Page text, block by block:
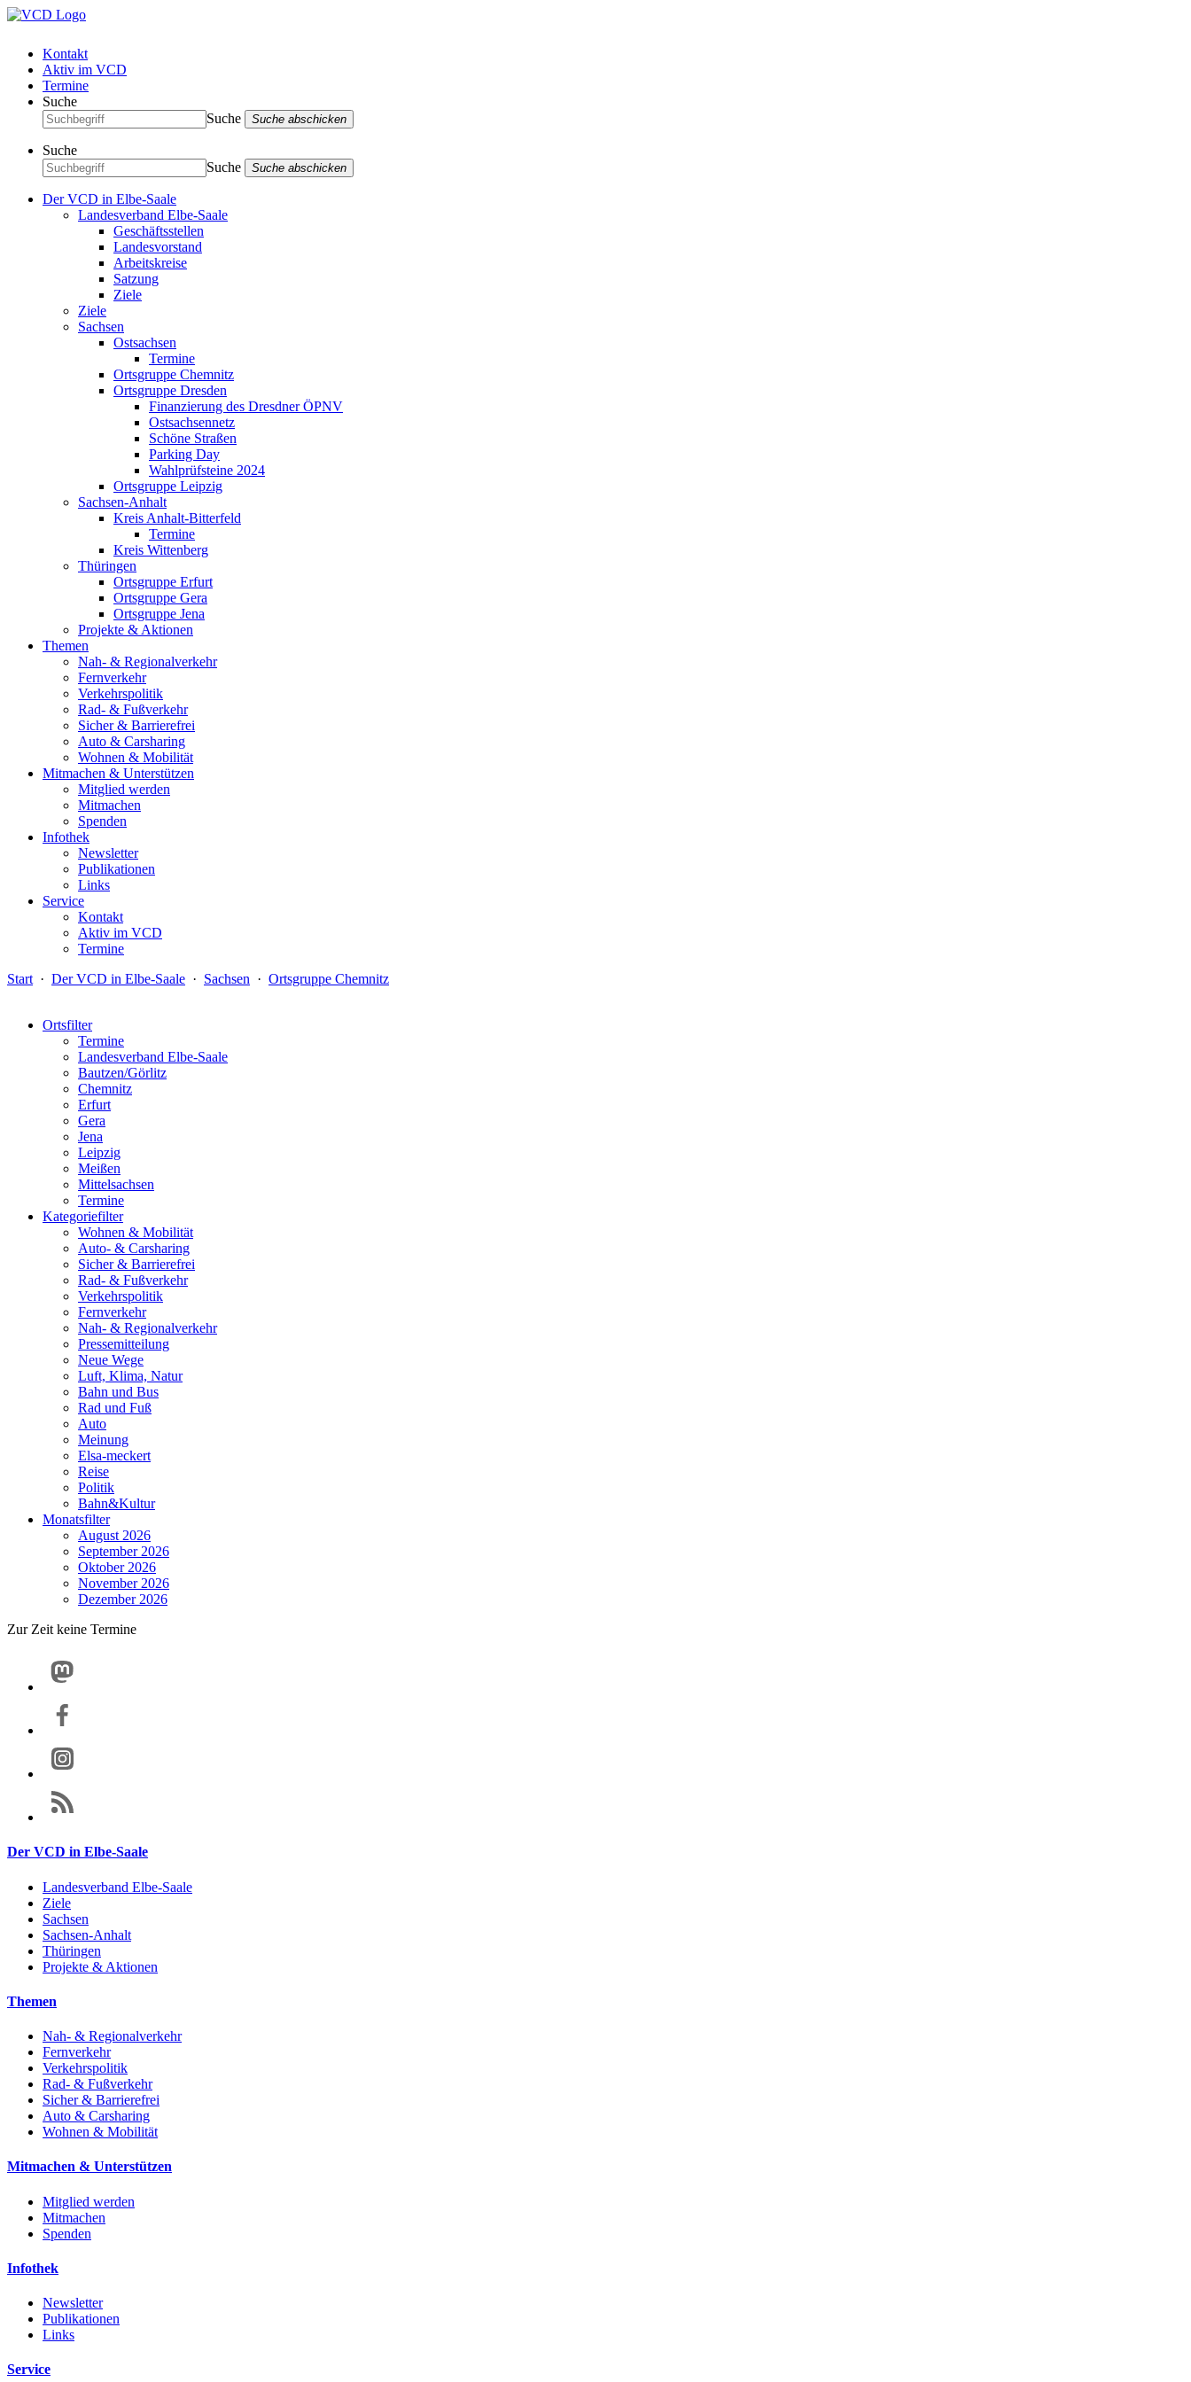
Kontakt
Aktiv im VCD
Termine
Suche
Suche
Suche abschicken
Suche
Suche
Suche abschicken
Der VCD in Elbe-Saale
Landesverband Elbe-Saale
Geschäftsstellen
Landesvorstand
Arbeitskreise
Satzung
Ziele
Ziele
Sachsen
Ostsachsen
Termine
Ortsgruppe Chemnitz
Ortsgruppe Dresden
Finanzierung des Dresdner ÖPNV
Ostsachsennetz
Schöne Straßen
Parking Day
Wahlprüfsteine 2024
Ortsgruppe Leipzig
Sachsen-Anhalt
Kreis Anhalt-Bitterfeld
Termine
Kreis Wittenberg
Thüringen
Ortsgruppe Erfurt
Ortsgruppe Gera
Ortsgruppe Jena
Projekte & Aktionen
Themen
Nah- & Regionalverkehr
Fernverkehr
Verkehrspolitik
Rad- & Fußverkehr
Sicher & Barrierefrei
Auto & Carsharing
Wohnen & Mobilität
Mitmachen & Unterstützen
Mitglied werden
Mitmachen
Spenden
Infothek
Newsletter
Publikationen
Links
Service
Kontakt
Aktiv im VCD
Termine
Start · Der VCD in Elbe-Saale · Sachsen · Ortsgruppe Chemnitz
Ortsfilter
Termine
Landesverband Elbe-Saale
Bautzen/Görlitz
Chemnitz
Erfurt
Gera
Jena
Leipzig
Meißen
Mittelsachsen
Termine
Kategoriefilter
Wohnen & Mobilität
Auto- & Carsharing
Sicher & Barrierefrei
Rad- & Fußverkehr
Verkehrspolitik
Fernverkehr
Nah- & Regionalverkehr
Pressemitteilung
Neue Wege
Luft, Klima, Natur
Bahn und Bus
Rad und Fuß
Auto
Meinung
Elsa-meckert
Reise
Politik
Bahn&Kultur
Monatsfilter
August 2026
September 2026
Oktober 2026
November 2026
Dezember 2026
Zur Zeit keine Termine
Der VCD in Elbe-Saale
Landesverband Elbe-Saale
Ziele
Sachsen
Sachsen-Anhalt
Thüringen
Projekte & Aktionen
Themen
Nah- & Regionalverkehr
Fernverkehr
Verkehrspolitik
Rad- & Fußverkehr
Sicher & Barrierefrei
Auto & Carsharing
Wohnen & Mobilität
Mitmachen & Unterstützen
Mitglied werden
Mitmachen
Spenden
Infothek
Newsletter
Publikationen
Links
Service